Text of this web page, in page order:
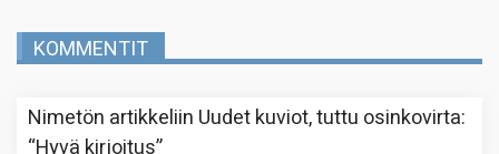
KOMMENTIT
Nimetön artikkeliin Uudet kuviot, tuttu osinkovirta:
“Hyvä kirjoitus”